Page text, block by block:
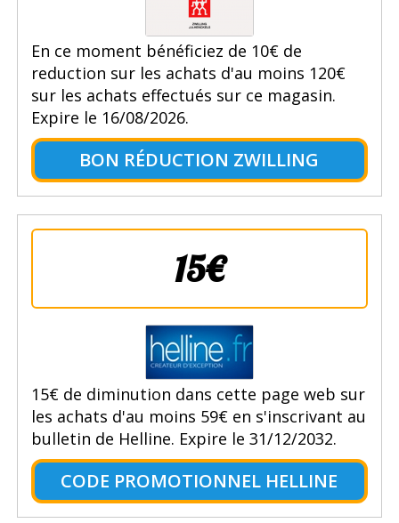
En ce moment bénéficiez de 10€ de
reduction sur les achats d'au moins 120€
sur les achats effectués sur ce magasin.
Expire le 16/08/2026.
BON RÉDUCTION ZWILLING
15€
15€ de diminution dans cette page web sur
les achats d'au moins 59€ en s'inscrivant au
bulletin de Helline. Expire le 31/12/2032.
CODE PROMOTIONNEL HELLINE